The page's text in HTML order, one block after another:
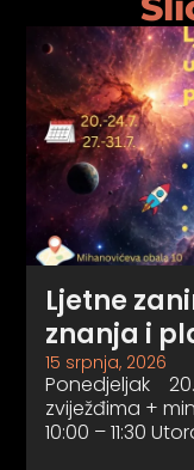
Ljetne
znanja i
15 srpnja, 2026
Ponedjeljak
zviježđima +
10:00 – 11:30